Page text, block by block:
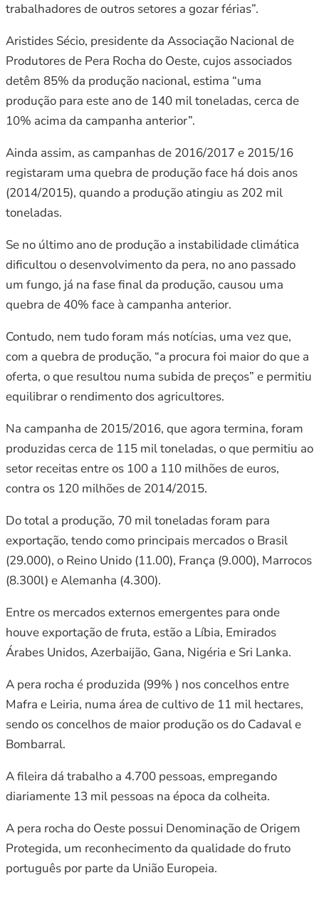
trabalhadores de outros setores a gozar férias”.
Aristides Sécio, presidente da Associação Nacional de
Produtores de Pera Rocha do Oeste, cujos associados
detêm 85% da produção nacional, estima “uma
produção para este ano de 140 mil toneladas, cerca de
10% acima da campanha anterior”.
Ainda assim, as campanhas de 2016/2017 e 2015/16
registaram uma quebra de produção face há dois anos
(2014/2015), quando a produção atingiu as 202 mil
toneladas.
Se no último ano de produção a instabilidade climática
dificultou o desenvolvimento da pera, no ano passado
um fungo, já na fase final da produção, causou uma
quebra de 40% face à campanha anterior.
Contudo, nem tudo foram más notícias, uma vez que,
com a quebra de produção, “a procura foi maior do que a
oferta, o que resultou numa subida de preços” e permitiu
equilibrar o rendimento dos agricultores.
Na campanha de 2015/2016, que agora termina, foram
produzidas cerca de 115 mil toneladas, o que permitiu ao
setor receitas entre os 100 a 110 milhões de euros,
contra os 120 milhões de 2014/2015.
Do total a produção, 70 mil toneladas foram para
exportação, tendo como principais mercados o Brasil
(29.000), o Reino Unido (11.00), França (9.000), Marrocos
(8.300l) e Alemanha (4.300).
Entre os mercados externos emergentes para onde
houve exportação de fruta, estão a Líbia, Emirados
Árabes Unidos, Azerbaijão, Gana, Nigéria e Sri Lanka.
A pera rocha é produzida (99% ) nos concelhos entre
Mafra e Leiria, numa área de cultivo de 11 mil hectares,
sendo os concelhos de maior produção os do Cadaval e
Bombarral.
A fileira dá trabalho a 4.700 pessoas, empregando
diariamente 13 mil pessoas na época da colheita.
A pera rocha do Oeste possui Denominação de Origem
Protegida, um reconhecimento da qualidade do fruto
português por parte da União Europeia.